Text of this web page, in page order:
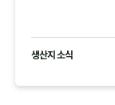
생산지 소식